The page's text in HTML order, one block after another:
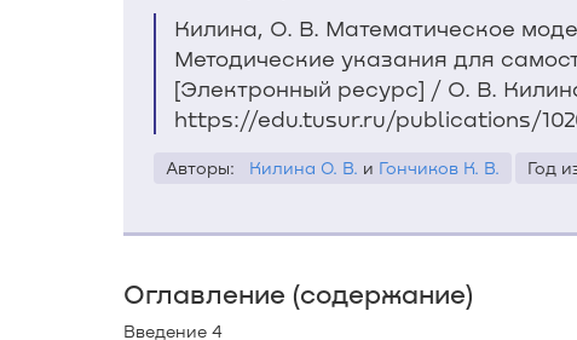
Килина, О. В. Математическое
Методические указания для
[Электронный ресурс] / О. В.
https://edu.tusur.ru/publications/
Авторы: Килина О. В. и Гончиков К. В. Год
Оглавление (содержание)
Введение 4